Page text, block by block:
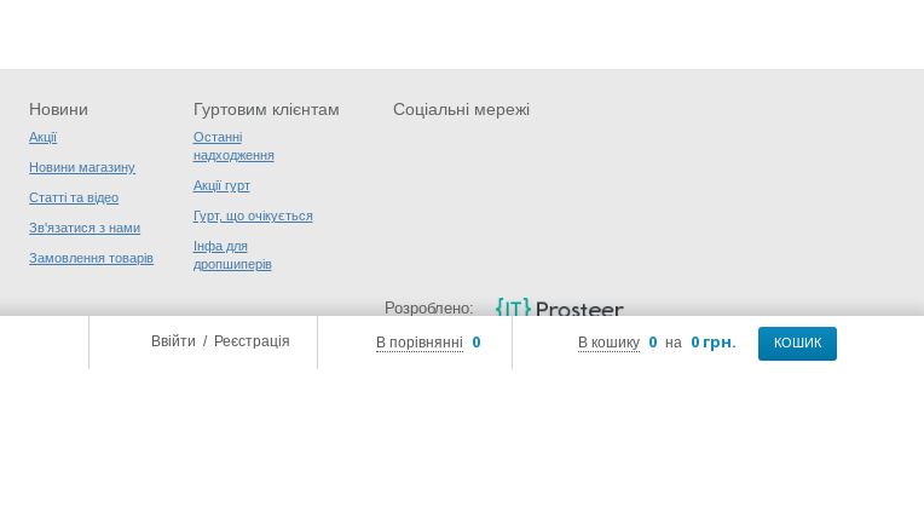
В кошику 0 на 0 грн. КОШИК
В порівнянні 0
Ввійти / Реєстрація
Новини
Акції
Новини магазину
Статті та відео
Зв'язатися з нами
Замовлення товарів
Гуртовим клієнтам
Останні
надходження
Акції гурт
Гурт, що очікується
Інфа для
дропшиперів
Соціальні мережі
Розроблено: